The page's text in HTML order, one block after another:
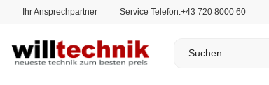
Ihr Ansprechpartner Service Telefon:+43 720 8000 60